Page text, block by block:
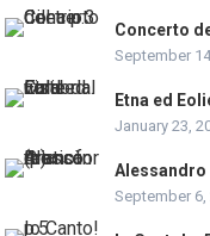
Concerto
September
Etna ed
January 23,
September 6,